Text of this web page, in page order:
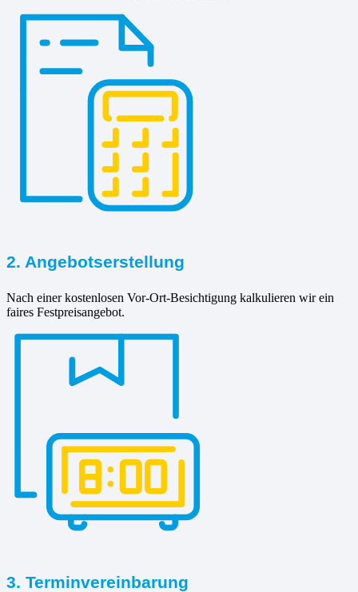
2. Angebotserstellung
Nach einer kostenlosen Vor-Ort-Besichtigung kalkulieren wir ein
faires Festpreisangebot.
3. Terminvereinbarung